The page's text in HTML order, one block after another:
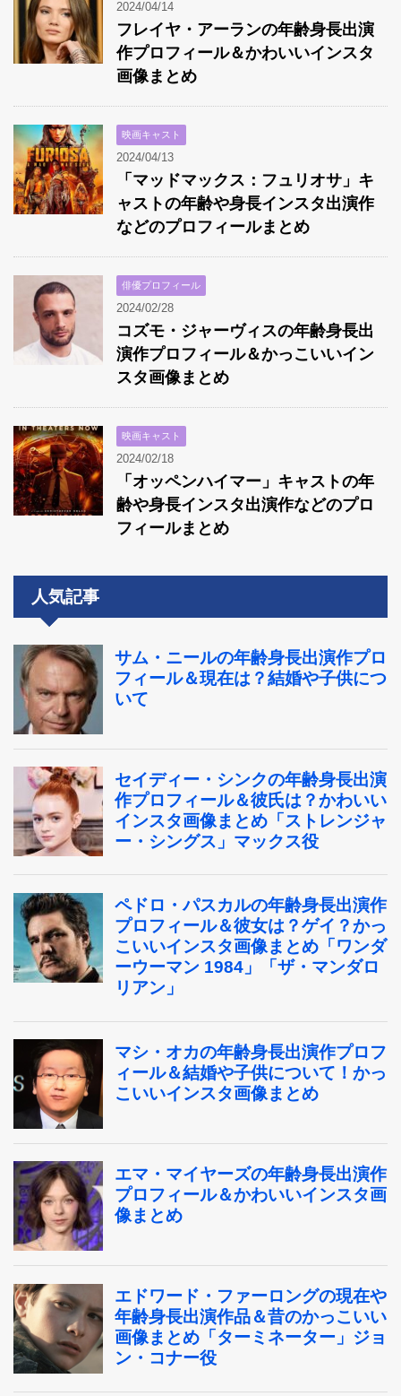
2024/04/14
フレイヤ・アーランの年齢身長出演
作プロフィール＆かわいいインスタ
画像まとめ
映画キャスト
2024/04/13
「マッドマックス：フュリオサ」キ
ャストの年齢や身長インスタ出演作
などのプロフィールまとめ
俳優プロフィール
2024/02/28
コズモ・ジャーヴィスの年齢身長出
演作プロフィール＆かっこいいイン
スタ画像まとめ
映画キャスト
2024/02/18
「オッペンハイマー」キャストの年
齢や身長インスタ出演作などのプロ
フィールまとめ
人気記事